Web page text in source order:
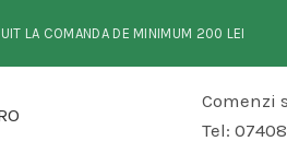
LA COMANDA DE MINIMUM 200 LEI
Comenzi
Tel: